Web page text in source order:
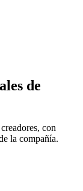
de
con
la compañía.